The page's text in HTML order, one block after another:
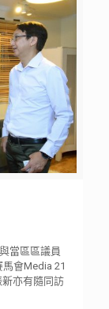
當區區議員
會Media 21
亦有隨同訪